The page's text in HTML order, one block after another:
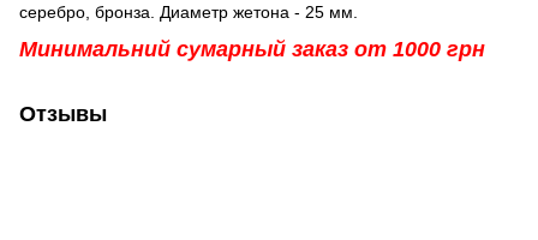
серебро, бронза. Диаметр жетона - 25 мм.
Минимальний сумарный заказ от 1000 грн
Отзывы